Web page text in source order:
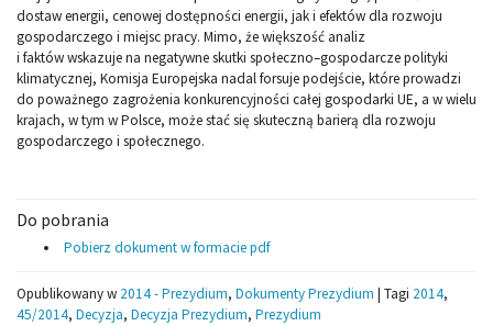
dostaw energii, cenowej dostępności energii, jak i efektów dla rozwoju
gospodarczego i miejsc pracy. Mimo, że większość analiz
i faktów wskazuje na negatywne skutki społeczno–gospodarcze polityki
klimatycznej, Komisja Europejska nadal forsuje podejście, które prowadzi
do poważnego zagrożenia konkurencyjności całej gospodarki UE, a w wielu
krajach, w tym w Polsce, może stać się skuteczną barierą dla rozwoju
gospodarczego i społecznego.
Do pobrania
Pobierz dokument w formacie pdf
Opublikowany w 2014 - Prezydium, Dokumenty Prezydium | Tagi 2014,
45/2014, Decyzja, Decyzja Prezydium, Prezydium